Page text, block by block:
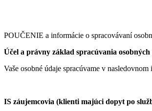
POUČENIE a informácie o spracovávaní
Účel a právny základ spracúvania
Vaše osobné údaje spracúvame v
IS záujemcovia (klienti majúci dopyt po